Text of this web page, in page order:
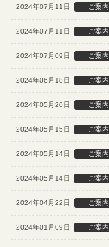
2024年07月11日 ご案内
2024年07月11日 ご案内
2024年07月09日 ご案内
2024年06月18日 ご案内
2024年05月20日 ご案内
2024年05月15日 ご案内
2024年05月14日 ご案内
2024年05月14日 ご案内
2024年04月22日 ご案内
2024年01月09日 ご案内